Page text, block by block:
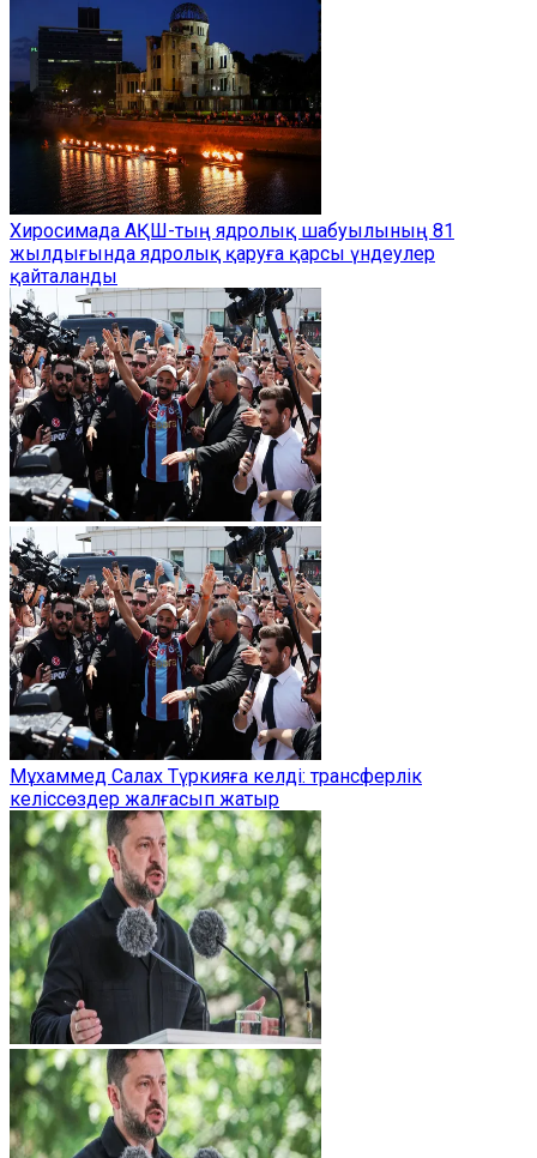
Хиросимада АҚШ-тың ядролық шабуылының 81
жылдығында ядролық қаруға қарсы үндеулер
қайталанды
Мұхаммед Салах Түркияға келді: трансферлік
келіссөздер жалғасып жатыр